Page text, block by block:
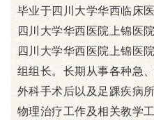
毕业于四川大学华西临床
四川大学华西医院上锦医
四川大学华西医院上锦医
组组长。长期从事各种急
外科手术后以及足踝疾病
物理治疗工作及相关教学